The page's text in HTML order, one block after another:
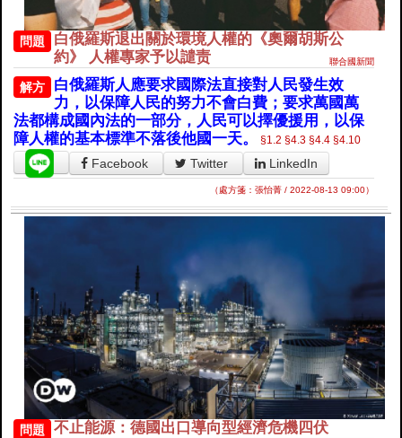
問題
白俄羅斯退出關於環境人權的《奧爾胡斯公
約》 人權專家予以譴责
聯合國新聞
解方
白俄羅斯人應要求國際法直接對人民發生效
力，以保障人民的努力不會白費；要求萬國萬
法都構成國內法的一部分，人民可以擇優援用，以保
障人權的基本標準不落後他國一天。
§1.2 §4.3 §4.4 §4.10
Facebook Twitter LinkedIn
（處方箋：張怡菁 / 2022-08-13 09:00）
問題 不止能源：德國出口導向型經濟危機四伏